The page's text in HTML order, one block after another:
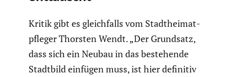
Kritik gibt es gleich­falls vom Stadt­hei­mat­
pfleger Thorsten Wendt. „Der Grundsatz,
dass sich ein Neubau in das bestehende
Stadtbild einfügen muss, ist hier definitiv